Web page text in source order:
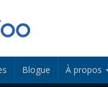
Blogue À propos